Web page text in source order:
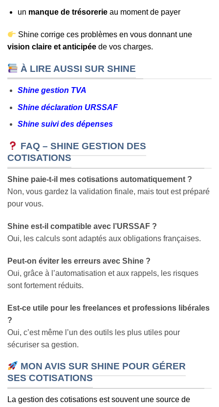
un manque de trésorerieau moment de payer
Shine corrige ces problèmes en vous donnant une
vision claire et anticipée de vos charges.
À LIRE AUSSI SUR SHINE
Shine gestion TVA
Shine déclaration URSSAF
Shine suivi des dépenses
FAQ – SHINE GESTION DES
COTISATIONS
Shine paie-t-il mes cotisations automatiquement ?
Non, vous gardez la validation finale, mais tout est préparé
pour vous.
Shine est-il compatible avec l’URSSAF ?
Oui, les calculs sont adaptés aux obligations françaises.
Peut-on éviter les erreurs avec Shine ?
Oui, grâce à l’automatisation et aux rappels, les risques
sont fortement réduits.
Est-ce utile pour les freelances et professions libérales
?
Oui, c’est même l’un des outils les plus utiles pour
sécuriser sa gestion.
MON AVIS SUR SHINE POUR GÉRER
SES COTISATIONS
La gestion des cotisations est souvent une source de